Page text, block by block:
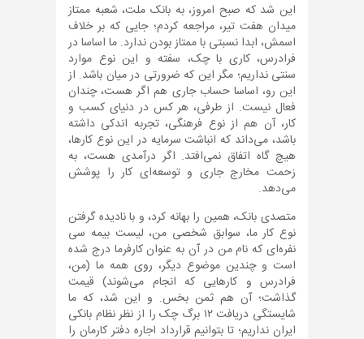
این شد که صبح امروز، به بانک ملت، شعبه ممتاز
میدان هفت تیر، مراجعه کردم؛ جایی که بر خلاف
اسمش، ابدا نسبتی با ممتاز بودن ندارد. ما اساسا در
فرادرس، کاری با چک، سفته و این نوع موارد
سنتی نداریم؛ مگر این که ضرورتی در میان باشد. از
این رو، اساسا حساب جاری هم اگر هست، چندان
فعال نیست. از طرفی، هر کس در دنیای کسب و
کار، آن هم از نوع فرهنگی، تجربه اندکی داشته
باشد، می‌داند که انباشت سرمایه در این نوع کارها،
هیچ گاه اتفاق نمی‌افتد. اگر درآمدی هست، به
زحمت مخارج جاری و توسعه‌ای کار را پوشش
می‌دهد.
متصدی بانک، همین را بهانه کرد، و با نادیده گرفتن
نوع کار ما، سوابق شخصی من، لیست بیمه سی
نفره‌ای که نام من در آن به عنوان کارفرما درج شده
است و چندین موضوع دیگر، روی همه ما (من،
فرادرس و کارهایی که انجام می‌شوند) قیمت
گذاشت؛ آن هم ثمن بخس. و این شد، که ما
شایستگی دریافت ۱۲ برگ چک را از نظر نظام بانکی
ایران نداریم؛ تا بتوانیم قرارداد اجاره دفتر کارمان را